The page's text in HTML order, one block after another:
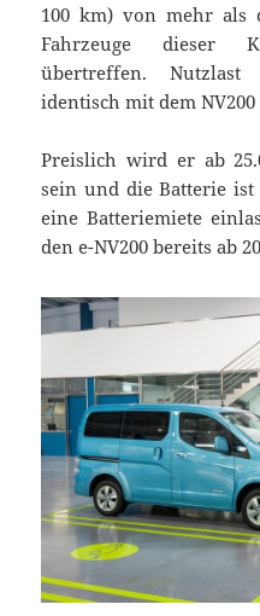
100 km) von mehr als
Fahrzeuge dieser
übertreffen.
identisch mit dem NV200
Preislich wird er ab
sein und die Batterie
eine Batteriemiete
den e-NV200 bereits ab